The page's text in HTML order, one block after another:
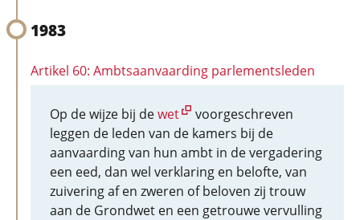
1983
Artikel 60: Ambtsaanvaarding parlementsleden
Op de wijze bij dewet
voorgeschreven
leggen de leden van de kamers bij de
aanvaarding van hun ambt in de vergadering
een eed, dan wel verklaring en belofte, van
zuivering af en zweren of beloven zij trouw
aan de Grondwet en een getrouwe vervulling